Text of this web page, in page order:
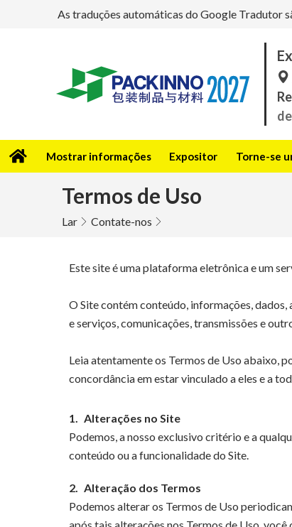
As traduções automáticas do Google Tradutor
Mostrar informações Expositor Torne-se
Termos de Uso
Lar Contate-nos
Este site é uma plataforma eletrônica e um
O Site contém conteúdo, informações,
e serviços, comunicações, transmissões e
Leia atentamente os Termos de Uso abaixo,
concordância em estar vinculado a eles e a
1. Alterações no Site
Podemos, a nosso exclusivo critério e a
conteúdo ou a funcionalidade do Site.
2. Alteração dos Termos
Podemos alterar os Termos de Uso